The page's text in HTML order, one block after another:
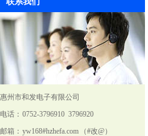
惠州市和发电子有限公司
电话： 0752-3796910 3796920
邮箱： yw168#hzhefa.com （#改@）